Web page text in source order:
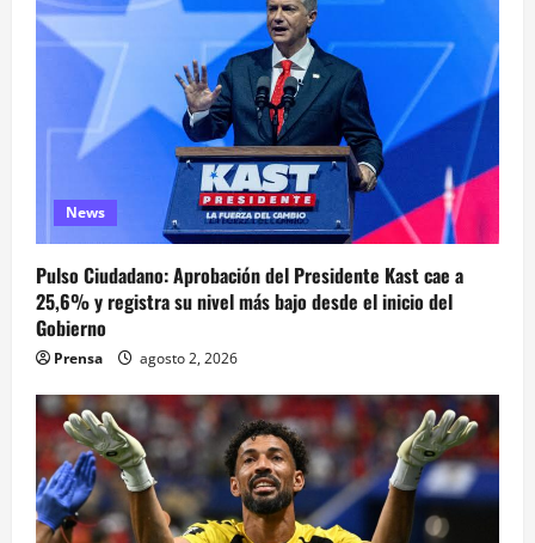
News
Pulso Ciudadano: Aprobación del Presidente Kast cae a
25,6% y registra su nivel más bajo desde el inicio del
Gobierno
Prensa agosto 2, 2026